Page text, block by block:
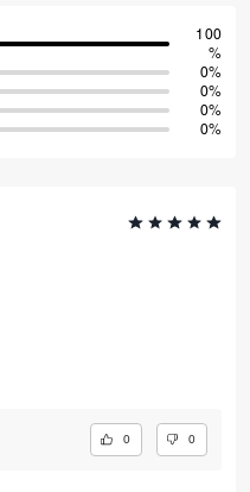
100
%
0%
0%
0%
0%
0 0